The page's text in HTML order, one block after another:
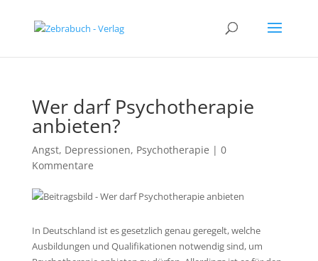
Wer darf Psychotherapie
anbieten?
Angst, Depressionen, Psychotherapie | 0
Kommentare
In Deutschland ist es gesetzlich genau geregelt, welche
Ausbildungen und Qualifikationen notwendig sind, um